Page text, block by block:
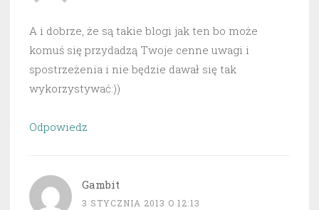
A i dobrze, że są takie blogi jak ten bo może
komuś się przydadzą Twoje cenne uwagi i
spostrzeżenia i nie będzie dawał się tak
wykorzystywać:))
Odpowiedz
Gambit
3 STYCZNIA 2013 O 12:13